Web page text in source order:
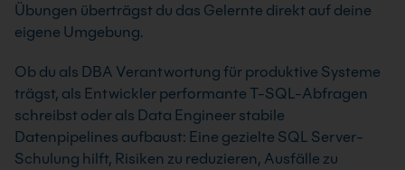
Übungen überträgst du das Gelernte direkt auf deine
eigene Umgebung.
Ob du als DBA Verantwortung für produktive Systeme
trägst, als Entwickler performante T-SQL-Abfragen
schreibst oder als Data Engineer stabile
Datenpipelines aufbaust: Eine gezielte SQL Server-
Schulung hilft, Risiken zu reduzieren, Ausfälle zu